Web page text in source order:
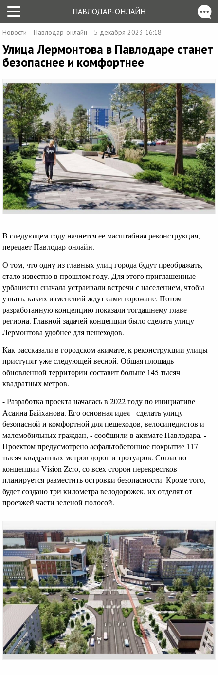
ПАВЛОДАР-ОНЛАЙН
Новости Павлодар-онлайн 5 декабря 2023 16:18
Улица Лермонтова в Павлодаре станет
безопаснее и комфортнее
В следующем году начнется ее масштабная реконструкция,
передает Павлодар-онлайн.
О том, что одну из главных улиц города будут преображать,
стало известно в прошлом году. Для этого приглашенные
урбанисты сначала устраивали встречи с населением, чтобы
узнать, каких изменений ждут сами горожане. Потом
разработанную концепцию показали тогдашнему главе
региона. Главной задачей концепции было сделать улицу
Лермонтова удобнее для пешеходов.
Как рассказали в городском акимате, к реконструкции улицы
приступят уже следующей весной. Общая площадь
обновленной территории составит больше 145 тысяч
квадратных метров.
- Разработка проекта началась в 2022 году по инициативе
Асаина Байханова. Его основная идея - сделать улицу
безопасной и комфортной для пешеходов, велосипедистов и
маломобильных граждан, - сообщили в акимате Павлодара. -
Проектом предусмотрено асфальтобетонное покрытие 117
тысяч квадратных метров дорог и тротуаров. Согласно
концепции Vision Zero, со всех сторон перекрестков
планируется разместить островки безопасности. Кроме того,
будет создано три километра велодорожек, их отделят от
проезжей части зеленой полосой.